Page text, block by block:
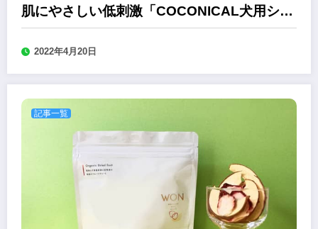
肌にやさしい低刺激「COCONICAL犬用シャ
ンプー」
2022年4月20日
記事一覧